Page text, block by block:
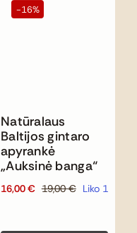
-16%
Natūralaus
Baltijos gintaro
apyrankė
„Auksinė banga“
19,00€
Original
16,00€
Current
Liko 1